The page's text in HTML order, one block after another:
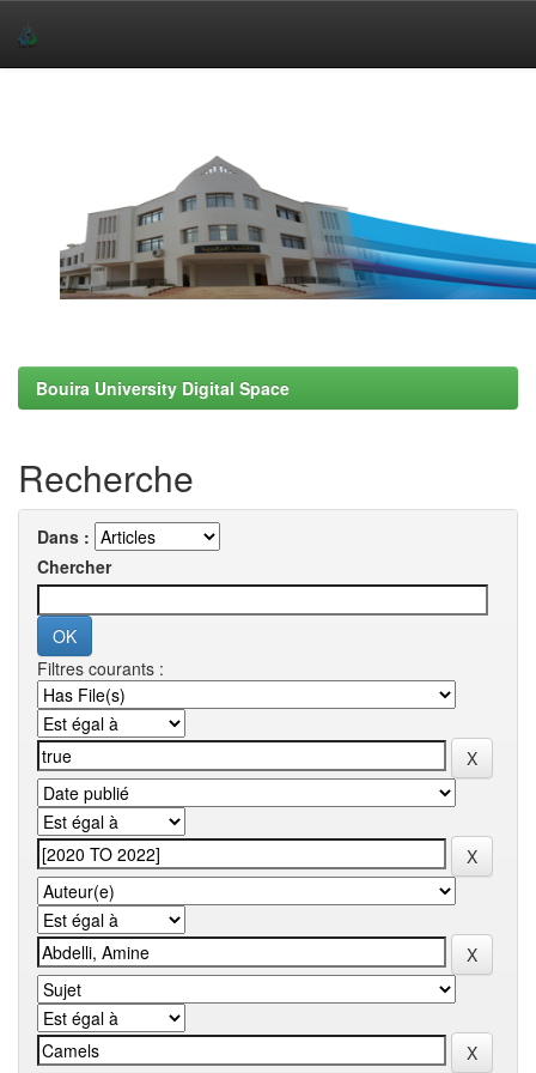
Bouira University Digital Space
Recherche
Dans :
Chercher
Filtres courants :